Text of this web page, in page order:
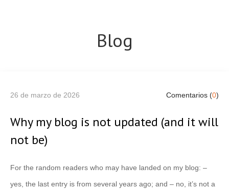
Blog
26 de marzo de 2026 Comentarios (0)
Why my blog is not updated (and it will
not be)
For the random readers who may have landed on my blog: –
yes, the last entry is from several years ago; and – no, it’s not a